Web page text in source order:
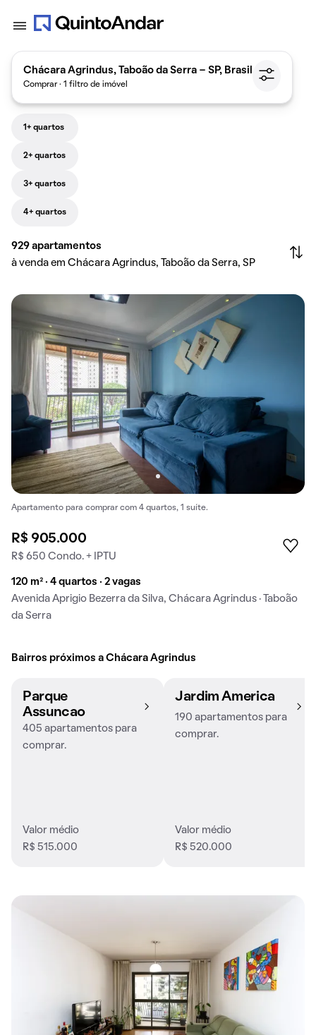
Chácara Agrindus, Taboão da Serra - SP, Brasil
Comprar · 1 filtro de imóvel
1+ quartos
2+ quartos
3+ quartos
4+ quartos
929 apartamentos
à venda em Chácara Agrindus, Taboão da Serra, SP
Apartamento para comprar com 4 quartos, 1 suíte.
R$ 905.000
R$ 650 Condo. + IPTU
120 m² · 4 quartos · 2 vagas
Avenida Aprigio Bezerra da Silva, Chácara Agrindus · Taboão
da Serra
Bairros próximos a Chácara Agrindus
Parque
Assuncao
405 apartamentos para
comprar.
Valor médio
R$ 515.000
Jardim America
190 apartamentos para
comprar.
Valor médio
R$ 520.000